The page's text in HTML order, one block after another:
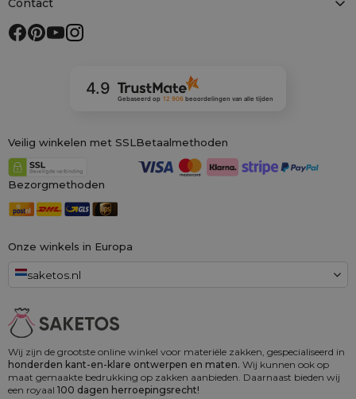
Wij zijn de grootste online winkel voor materiële zakken, gespecialiseerd in
honderden kant-en-klare ontwerpen en maten. Wij kunnen ook op
maat gemaakte bedrukking op zakken aanbieden. Daarnaast bieden wij
een royaal 100 dagen herroepingsrecht!
Onze winkels in Europa
saketos.nl
4.9
Gebaseerd op 12 906 beoordelingenvan alle tijden
Veilig winkelen met SSL Betaalmethoden
Bezorgmethoden